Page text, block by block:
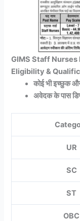
GIMS Staff
Eligibility &
कोई भी इच्छुक
अवेदक के पास
UR
SC
ST
OBC